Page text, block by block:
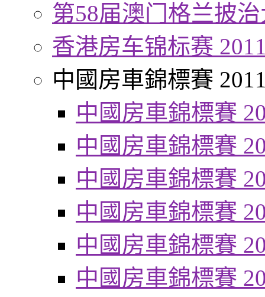
第58届澳门格兰披
香港房车锦标赛
中國房車錦標賽
中國房車錦標賽
中國房車錦標賽
中國房車錦標賽
中國房車錦標賽
中國房車錦標賽
中國房車錦標賽